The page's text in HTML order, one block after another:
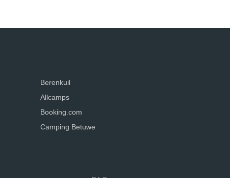
Berenkuil
Allcamps
Booking.com
Camping Betuwe